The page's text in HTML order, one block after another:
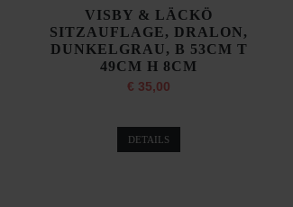
VISBY & LÄCKÖ
SITZAUFLAGE, DRALON,
DUNKELGRAU, B 53CM T
49CM H 8CM
€ 35,00
DETAILS